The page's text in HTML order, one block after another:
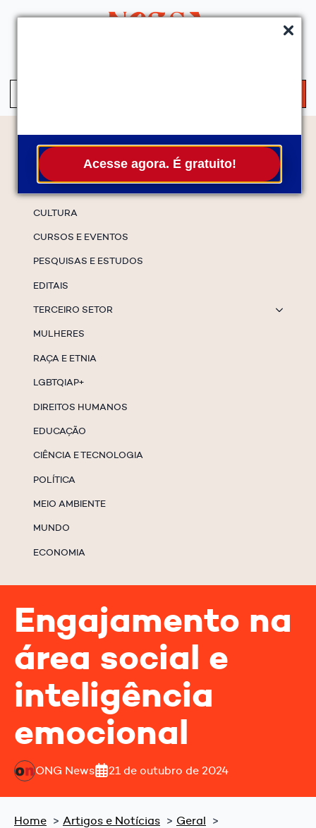
Acesse agora. É gratuito!
Temas
CULTURA
CURSOS E EVENTOS
PESQUISAS E ESTUDOS
EDITAIS
TERCEIRO SETOR
MULHERES
RAÇA E ETNIA
LGBTQIAP+
DIREITOS HUMANOS
EDUCAÇÃO
CIÊNCIA E TECNOLOGIA
POLÍTICA
MEIO AMBIENTE
MUNDO
ECONOMIA
Engajamento na
área social e
inteligência
emocional
ONG News 21 de outubro de 2024
Home Artigos e Notícias
Geral